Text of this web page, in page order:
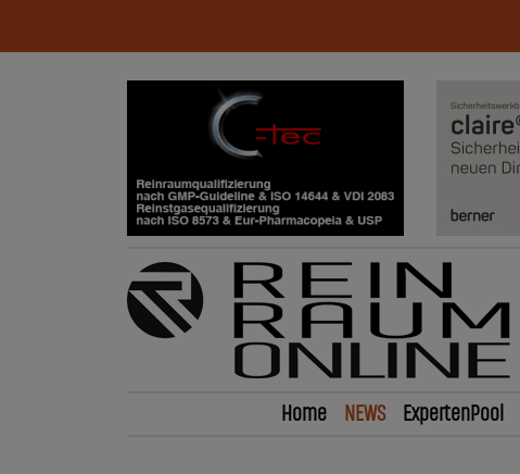
Home NEWS ExpertenPool